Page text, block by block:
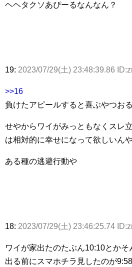
ヘヘタクソあぴーるなんなん？
19: 2023/07/29(土) 23:48:39.86
>>16
負けたアピールすると喜ぶやつお
せやからワイがみっともなくスレ
は相対的に幸せになって欲しいん
ある種の逃避行動や
18: 2023/07/29(土) 23:46:25.74
ワイが家出たのたぶん10:10とかそ
出る前にスマホチラ見したのが